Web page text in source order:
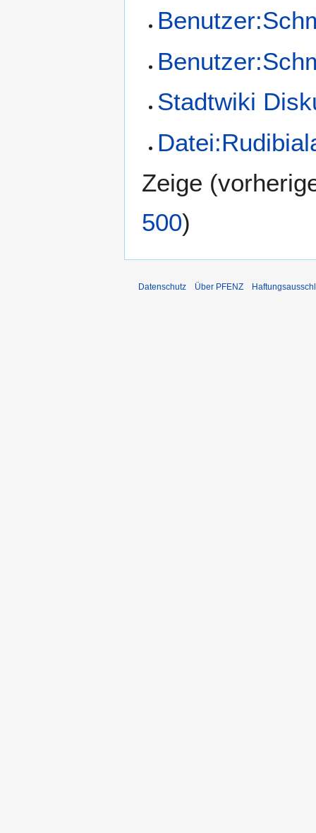
Stadtwiki
Zeige (
500)
Datenschutz Über PFENZ